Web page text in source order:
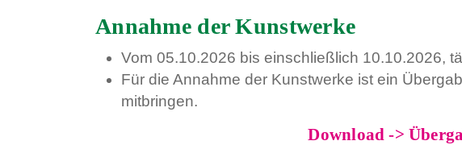
Annahme der Kunstwerke
Vom 05.10.2026 bis einschließlich 10.10.2026,
Für die Annahme der Kunstwerke ist ein
mitbringen.
Download ->